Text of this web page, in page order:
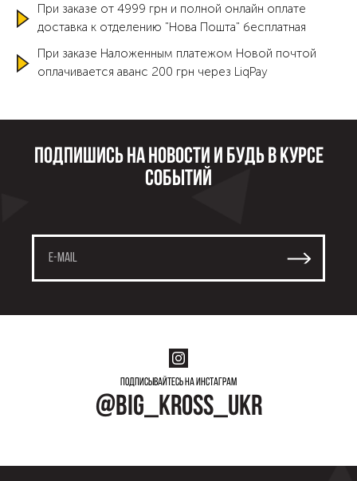
При заказе от 4999 грн и полной онлайн оплате
доставка к отделению "Нова Пошта" бесплатная
При заказе Наложенным платежом Новой почтой
оплачивается аванс 200 грн через LiqPay
Подпишись на новости и будь в курсе
событий
Подписывайтесь на инстаграм
@big_kross_ukr